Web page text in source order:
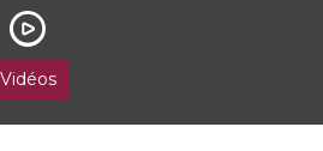
Vidéos